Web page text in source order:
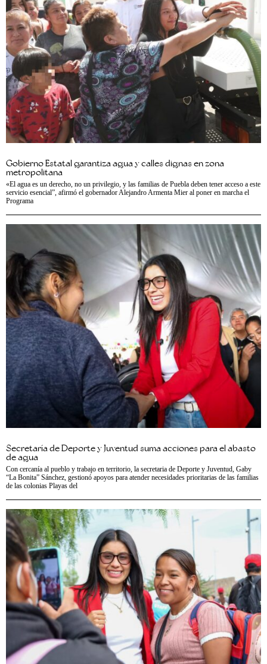
Gobierno Estatal garantiza agua y calles dignas en zona
metropolitana
«El agua es un derecho, no un privilegio, y las familias de Puebla deben tener acceso a este
servicio esencial”, afirmó el gobernador Alejandro Armenta Mier al poner en marcha el
Programa
Secretaría de Deporte y Juventud suma acciones para el abasto
de agua
Con cercanía al pueblo y trabajo en territorio, la secretaria de Deporte y Juventud, Gaby
“La Bonita” Sánchez, gestionó apoyos para atender necesidades prioritarias de las familias
de las colonias Playas del